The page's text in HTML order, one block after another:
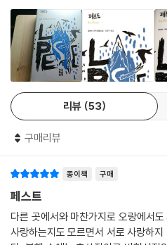
니까 결코 멈춰서는 안 되는 의지의 산
누구에게도 거의 병균을 옮기지 않는
않는 사람을 말합니다. 그런데 마음이
만한 의지와 긴장이 필요하단 말이죠!
말 지긋지긋한 일이니까요. 하지만 그
치 아픈 일이죠. 그래서 사람들은 너 나
기꺼이 드러내 보이는데, 그 이유야 오
니까요. 하지만 바로 그런 이유로 이
몇은 극도의 피곤을 경험하고 있고, 그
덮어 버리는 상황에서 오히려 잘된 일
의사 리유가 있다. 그는 묵묵히 자신에
고름을 뽑아내는 일을 수행할 뿐이다.
죽음 앞에 선 리유를 빌어 이 난파를 막
없었다. 빈손에 비통한 마음뿐, 무기도
담한 패배 앞에서 그는 그저 강 저편에
다. 무기력하고 참담한 이 소설을 통해
출간 즉시 한 달 만에 초판 2만 부가 매
그해의 비평가 상의 수상작으로 선정되
걸작이라는 평을 받았다. 그로부터 10
상 수상자가 되었고 불의의 자동차 사
리뷰 53
구매리뷰
종이책 구매
페스트
다른 곳에서와 마찬가지로 오랑에서
사랑하는지도 모르면서 서로 사랑하